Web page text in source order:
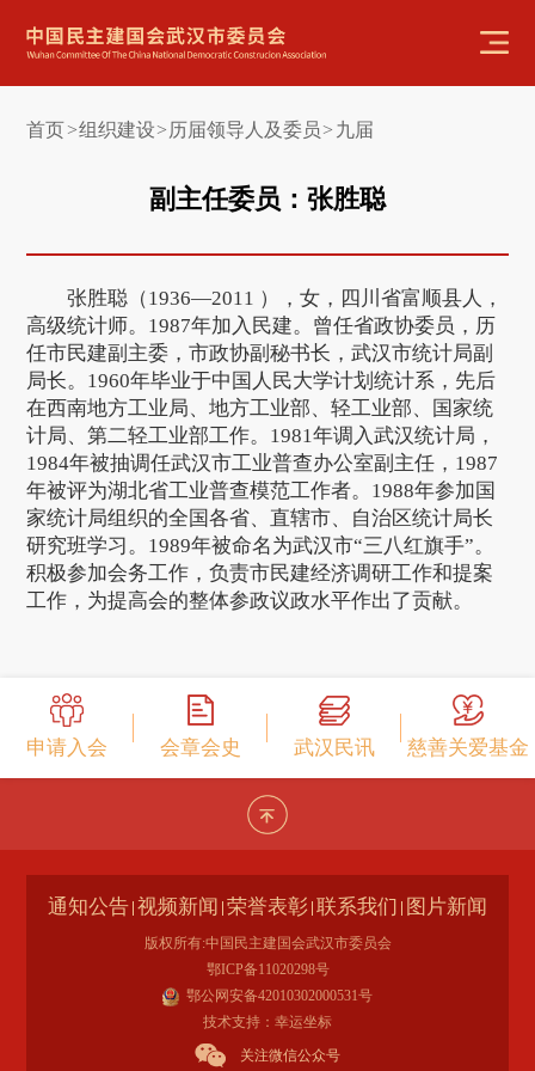
首页>组织建设> 历届领导人及委员 > 九届
副主任委员：张胜聪
张胜聪（1936—2011 ），女，四川省富顺县人，
高级统计师。1987年加入民建。曾任省政协委员，历
任市民建副主委，市政协副秘书长，武汉市统计局副
局长。1960年毕业于中国人民大学计划统计系，先后
在西南地方工业局、地方工业部、轻工业部、国家统
计局、第二轻工业部工作。1981年调入武汉统计局，
1984年被抽调任武汉市工业普查办公室副主任，1987
年被评为湖北省工业普查模范工作者。1988年参加国
家统计局组织的全国各省、直辖市、自治区统计局长
研究班学习。1989年被命名为武汉市“三八红旗手”。
积极参加会务工作，负责市民建经济调研工作和提案
工作，为提高会的整体参政议政水平作出了贡献。
申请入会 会章会史 武汉民讯 慈善关爱基金
通知公告 视频新闻 荣誉表彰 联系我们 图片新闻
版权所有:中国民主建国会武汉市委员会
鄂ICP备11020298号
鄂公网安备42010302000531号
技术支持：幸运坐标
关注微信公众号